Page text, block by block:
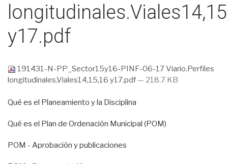
y17.pdf
191431-N-PP_Sector15y16-PINF-06-17 Viario.Perfiles
longitudinales.Viales14,15,16 y17.pdf— 218.7 KB
Qué es el Planeamiento y la Disciplina
Qué es el Plan de Ordenación Municipal (POM)
POM - Aprobación y publicaciones